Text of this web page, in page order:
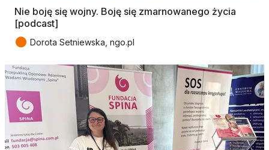
Nie boję się wojny. Boję się zmarnowanego życia
[podcast]
● Dorota Setniewska, ngo.pl